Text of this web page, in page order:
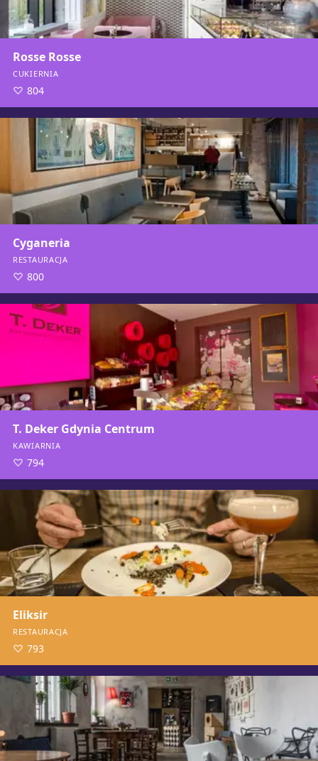
Rosse Rosse
CUKIERNIA
804
Cyganeria
RESTAURACJA
800
T. Deker Gdynia Centrum
KAWIARNIA
794
Eliksir
RESTAURACJA
793